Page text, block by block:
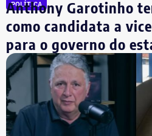
O documento também cita a
enquadramento por ameaça,
aos deveres inerentes ao
Segundo a vereadora, as
democrática, a paz social e
exercício do mandato”.
POLÍTICA
Anthony Garotinho
como candidata a
para o governo do